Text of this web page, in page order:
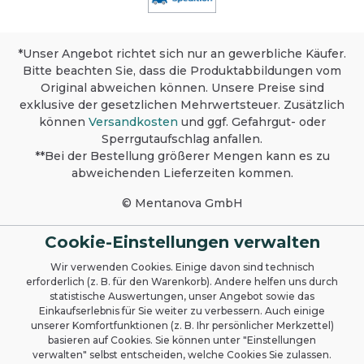
bakteriologischen Produkten, stark
reduzieren. Anwendung und Dosierung
Dosierung gemäß Art der Anwendung und
Grad der Verschmutzung. Bitte Hinweise
beachten. Vor Gebrauch schütteln.
Grundreinigung: Mit 250 ml / l beginnen für
die ersten 2-3 Tage. Unterhaltsreinigung und
Geruchsbekämpfung: Die Oberfläche mit
einem feuchten Tuch oder Mopp wischen.
Bodenreinigung: Kann manuell oder mit
Oberflächenreinigung: Wischen Sie die
oder nassen Tuch ab. Oberfläche feucht
lassen. Produktsicherheit, Lagerung und
Umweltschutz Sicherheit: Nur für
professionelle Anwendung. Testen Sie die
Materialverträglichkeit vor der Verwendung.
Weitere Informationen finden Sie im
Sicherheitsdatenblatt. Lagerung: Bei
Raumtemperatur im Originalbehälter lagern.
Frostempfindlich. Umweltschutz: Verwenden
*Unser Angebot richtet sich nur an gewerbliche Käufer.
Bitte beachten Sie, dass die Produktabbildungen vom
Original abweichen können. Unsere Preise sind
exklusive der gesetzlichen Mehrwertsteuer. Zusätzlich
können Versandkosten und ggf. Gefahrgut- oder
Sperrgutaufschlag anfallen.
**Bei der Bestellung größerer Mengen kann es zu
abweichenden Lieferzeiten kommen.
© Mentanova GmbH
Cookie-Einstellungen verwalten
Wir verwenden Cookies. Einige davon sind technisch
erforderlich (z. B. für den Warenkorb). Andere helfen uns durch
statistische Auswertungen, unser Angebot sowie das
Einkaufserlebnis für Sie weiter zu verbessern. Auch einige
unserer Komfortfunktionen (z. B. Ihr persönlicher Merkzettel)
basieren auf Cookies. Sie können unter "Einstellungen
verwalten" selbst entscheiden, welche Cookies Sie zulassen.